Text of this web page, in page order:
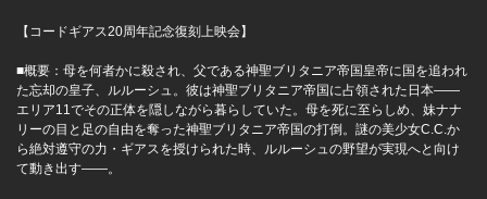
【コードギアス20周年記念復刻上映会】
■概要：母を何者かに殺され、父である神聖ブリタニア帝国皇帝に国を追われ
た忘却の皇子、ルルーシュ。彼は神聖ブリタニア帝国に占領された日本――
エリア11でその正体を隠しながら暮らしていた。母を死に至らしめ、妹ナナ
リーの目と足の自由を奪った神聖ブリタニア帝国の打倒。謎の美少女C.C.か
ら絶対遵守の力・ギアスを授けられた時、ルルーシュの野望が実現へと向け
て動き出す――。